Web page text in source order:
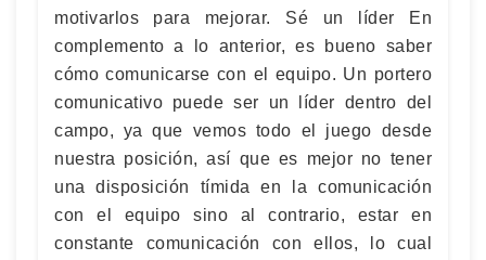
motivarlos para mejorar. Sé un líder En
complemento a lo anterior, es bueno saber
cómo comunicarse con el equipo. Un portero
comunicativo puede ser un líder dentro del
campo, ya que vemos todo el juego desde
nuestra posición, así que es mejor no tener
una disposición tímida en la comunicación
con el equipo sino al contrario, estar en
constante comunicación con ellos, lo cual